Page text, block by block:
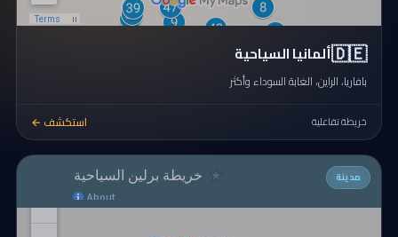
🇩🇪ألمانيا السياحية
بافاريا، الراين، الغابة السوداء وأكثر
خريطة تفاعلية استكشف ←
مدينة